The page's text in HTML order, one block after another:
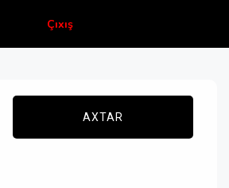
Çıxış
AXTAR